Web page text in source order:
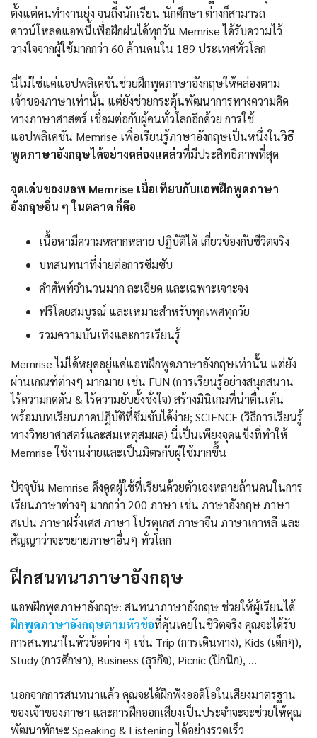
ตั้งแต่คนทำงานยุ่ง จนถึงนักเรียน นักศึกษา ต่างก็สามารถ
ดาวน์โหลดแอพนี้เพื่อฝึกฝนได้ทุกวัน Memrise ได้รับความไว้
วางใจจากผู้ใช้มากกว่า 60 ล้านคนใน 189 ประเทศทั่วโลก
นี่ไม่ใช่แค่แอปพลิเคชันช่วยฝึกพูดภาษาอังกฤษให้คล่องตาม
เจ้าของภาษาเท่านั้น แต่ยังช่วยกระตุ้นพัฒนาการทางความคิด
ทางภาษาศาสตร์ เชื่อมต่อกับผู้คนทั่วโลกอีกด้วย การใช้
แอปพลิเคชัน Memrise เพื่อเรียนรู้ภาษาอังกฤษเป็นหนึ่งในวิธี
พูดภาษาอังกฤษได้อย่างคล่องแคล่วที่มีประสิทธิภาพที่สุด
จุดเด่นของแอพ Memrise เมื่อเทียบกับแอพฝึกพูดภาษา
อังกฤษอื่น ๆ ในตลาด ก็คือ
เนื้อหามีความหลากหลาย ปฏิบัติได้ เกี่ยวข้องกับชีวิตจริง
บทสนทนาที่ง่ายต่อการซึมซับ
คำศัพท์จำนวนมาก ละเอียด และเฉพาะเจาะจง
ฟรีโดยสมบูรณ์ และเหมาะสำหรับทุกเพศทุกวัย
รวมความบันเทิงและการเรียนรู้
Memrise ไม่ได้หยุดอยู่แค่แอพฝึกพูดภาษาอังกฤษเท่านั้น แต่ยัง
ผ่านเกณฑ์ต่างๆ มากมาย เช่น FUN (การเรียนรู้อย่างสนุกสนาน
ไร้ความกดดัน & ไร้ความยับยั้งชั่งใจ) สร้างมินิเกมที่น่าตื่นเต้น
พร้อมบทเรียนภาคปฏิบัติที่ซึมซับได้ง่าย; SCIENCE (วิธีการเรียนรู้
ทางวิทยาศาสตร์และสมเหตุสมผล) นี่เป็นเพียงจุดแข็งที่ทำให้
Memrise ใช้งานง่ายและเป็นมิตรกับผู้ใช้มากขึ้น
ปัจจุบัน Memrise ดึงดูดผู้ใช้ที่เรียนด้วยตัวเองหลายล้านคนในการ
เรียนภาษาต่างๆ มากกว่า 200 ภาษา เช่น ภาษาอังกฤษ ภาษา
สเปน ภาษาฝรั่งเศส ภาษา โปรตุเกส ภาษาจีน ภาษาเกาหลี และ
สัญญาว่าจะขยายภาษาอื่นๆ ทั่วโลก
ฝึกสนทนาภาษาอังกฤษ
แอพฝึกพูดภาษาอังกฤษ: สนทนาภาษาอังกฤษ ช่วยให้ผู้เรียนได้
ฝึกพูดภาษาอังกฤษตามหัวข้อที่คุ้นเคยในชีวิตจริง คุณจะได้รับ
การสนทนาในหัวข้อต่าง ๆ เช่น Trip (การเดินทาง), Kids (เด็กๆ),
Study (การศึกษา), Business (ธุรกิจ), Picnic (ปิกนิก), …
นอกจากการสนทนาแล้ว คุณจะได้ฝึกฟังออดิโอในเสียงมาตรฐาน
ของเจ้าของภาษา และการฝึกออกเสียงเป็นประจำจะจะช่วยให้คุณ
พัฒนาทักษะ Speaking & Listening ได้อย่างรวดเร็ว